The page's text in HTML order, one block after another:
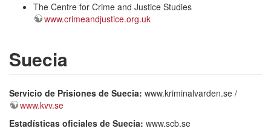
The Centre for Crime and Justice Studies
www.crimeandjustice.org.uk
Suecia
Servicio de Prisiones de Suecia: www.kriminalvarden.se /
www.kvv.se
Estadísticas oficiales de Suecia: www.scb.se